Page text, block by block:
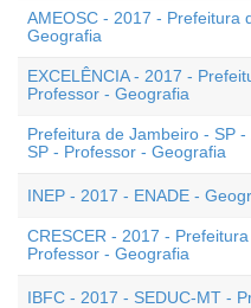
AMEOSC - 2017 - Prefeitura
Geografia
EXCELÊNCIA - 2017 -
Professor - Geografia
Prefeitura de Jambeiro - SP
SP - Professor - Geografia
INEP - 2017 - ENADE -
CRESCER - 2017 -
Professor - Geografia
IBFC - 2017 - SEDUC-MT -